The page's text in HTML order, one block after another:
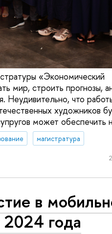
«Экономический
мир, строить прогнозы,
Неудивительно, что
художников
может обеспечить
магистратура
в
2024 года